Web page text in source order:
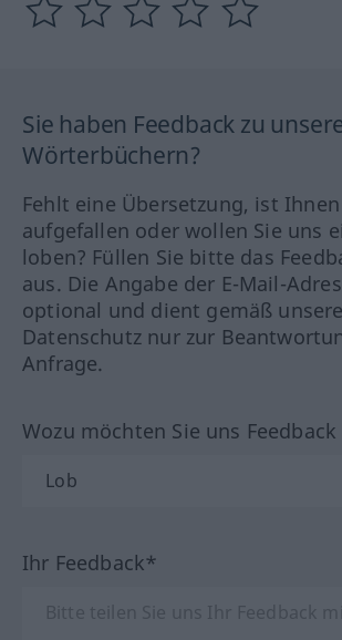
Sie haben Feedback zu
Wörterbüchern?
Fehlt eine Übersetzung, ist
aufgefallen oder wollen Sie uns
loben? Füllen Sie bitte das
aus. Die Angabe der E-Mail-
optional und dient gemäß
Datenschutz nur zur
Anfrage.
Wozu möchten Sie uns
Ihr Feedback*